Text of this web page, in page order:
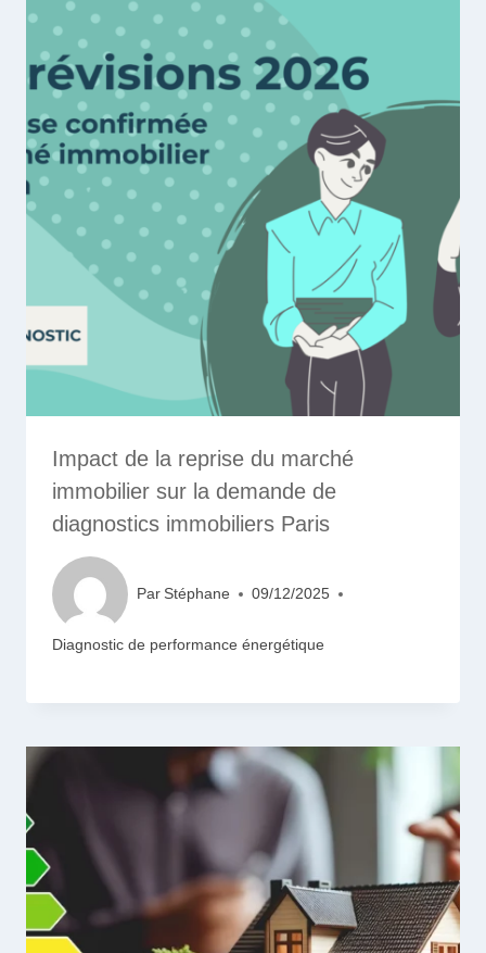
Impact de la reprise du marché
immobilier sur la demande de
diagnostics immobiliers Paris
Par Stéphane 09/12/2025
Diagnostic de performance énergétique